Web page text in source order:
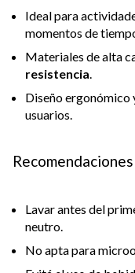
Ideal para
momentos de
Materiales de alta
resistencia.
Diseño ergonómico
usuarios.
Lavar antes del
neutro.
No apta para